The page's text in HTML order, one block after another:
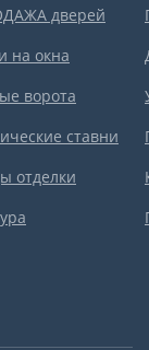
дверей
на окна
ворота
ставни
отделки